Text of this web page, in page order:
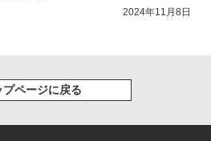
2024年11月8日
プページに戻る